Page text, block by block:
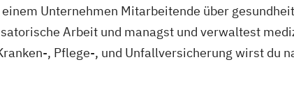
Unternehmen Mitarbeitende über
Arbeit und managst und verwaltest
, Pflege-, und Unfallversicherung wirst du